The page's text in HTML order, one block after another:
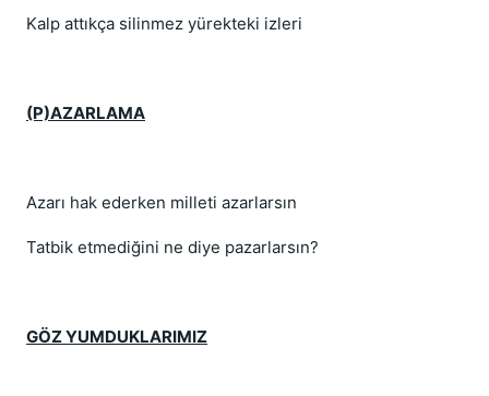
Kalp attıkça silinmez yürekteki izleri
(P)AZARLAMA
Azarı hak ederken milleti azarlarsın
Tatbik etmediğini ne diye pazarlarsın?
GÖZ YUMDUKLARIMIZ